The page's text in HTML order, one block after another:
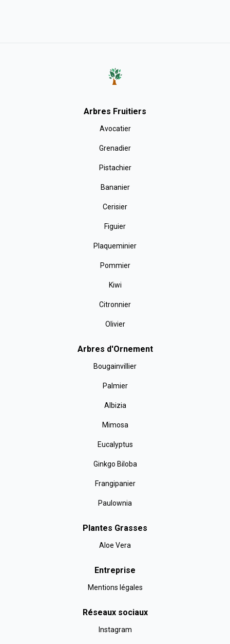
Arbres Fruitiers
Avocatier
Grenadier
Pistachier
Bananier
Cerisier
Figuier
Plaqueminier
Pommier
Kiwi
Citronnier
Olivier
Arbres d'Ornement
Bougainvillier
Palmier
Albizia
Mimosa
Eucalyptus
Ginkgo Biloba
Frangipanier
Paulownia
Plantes Grasses
Aloe Vera
Entreprise
Mentions légales
Réseaux sociaux
Instagram